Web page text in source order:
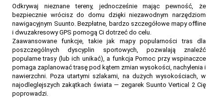
Odkrywaj nieznane tereny, jednocześnie mając pewność, że
bezpiecznie wrócisz do domu dzięki niezawodnym narzędziom
nawigacyjnym Suunto. Bezpłatne, bardzo szczegółowe mapy offline
i dwuzakresowy GPS pomogą Ci dotrzeć do celu.
Zaawansowane funkcje, takie jak mapy popularności tras dla
poszczególnych dyscyplin sportowych, pozwalają znaleźć
popularne trasy (lub ich unikać), a funkcja Pomoc przy wspinaczce
pomaga zaplanować trasę pod kątem zmian wysokości, nachylenia i
nawierzchni. Poza utartymi szlakami, na dużych wysokościach, w
najodleglejszych zakątkach świata — zegarek Suunto Vertical 2 Cię
poprowadzi.